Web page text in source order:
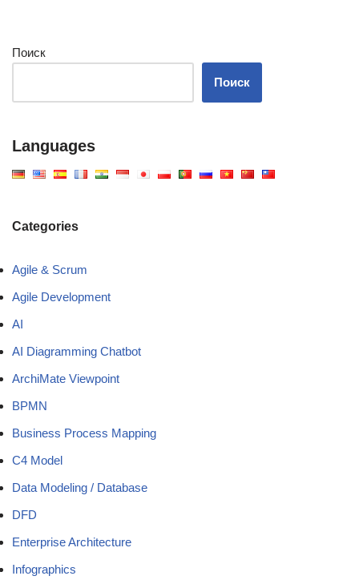
Поиск
Поиск
Languages
Categories
Agile & Scrum
Agile Development
AI
AI Diagramming Chatbot
ArchiMate Viewpoint
BPMN
Business Process Mapping
C4 Model
Data Modeling / Database
DFD
Enterprise Architecture
Infographics